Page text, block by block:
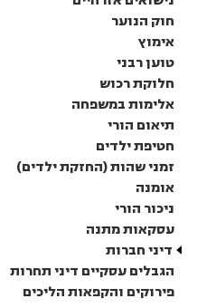
חוק הנוער
אימוץ
טוען רבני
חלוקת רכוש
אלימות במשפחה
תיאום הורי
חטיפת ילדים
זמני שהות (החזקת ילדים)
אומנה
ניכור הורי
עסקאות מתנה
דיני חברות
הגבלים עסקיים דיני תחרות
פירוקים והקפאות הליכים